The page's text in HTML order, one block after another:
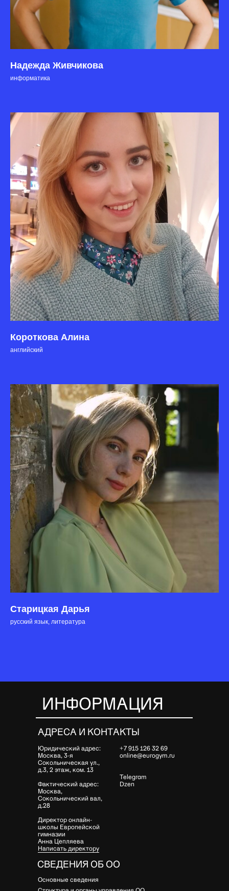
Надежда Живчикова
информатика
Короткова Алина
английский
Старицкая Дарья
русский язык, литература
ИНФОРМАЦИЯ
АДРЕСА И КОНТАКТЫ
СВЕДЕНИЯ ОБ ОО
Юридический адрес:
Москва, 3-я
Сокольническая ул.,
д.3, 2 этаж, ком. 13
Фактический адрес:
Москва,
Сокольнический вал,
д.28
Директор онлайн-
школы Европейской
гимназии
Анна Цепляева
Написать директору
+7 915 126 32 69
online@eurogym.ru
Telegram
Dzen
Основные сведения